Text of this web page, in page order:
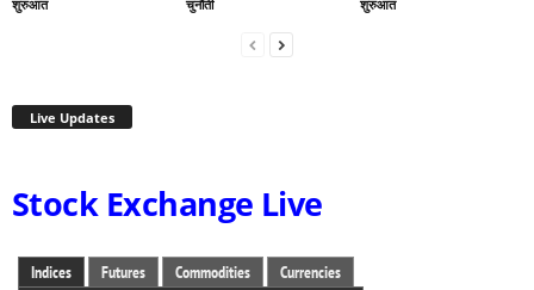
शुरुआत चुनौती शुरुआत
Live Updates
Stock Exchange Live